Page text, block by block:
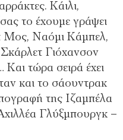
Κάιλι,
το έχουμε γράψει
Μος, Ναόμι Κάμπελ,
Γιόχανσον
Και τώρα σειρά έχει
και το σάουντρακ
της Ιζαμπέλα
Γλύξμπουργκ –